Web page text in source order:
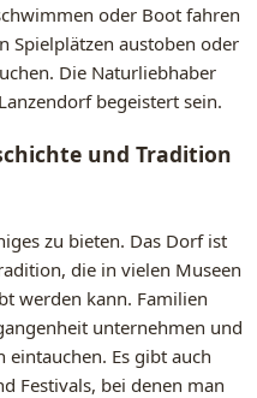
oder Boot fahren
Spielplätzen austoben oder
Die Naturliebhaber
begeistert sein.
und Tradition
zu bieten. Das Dorf ist
die in vielen Museen
werden kann. Familien
unternehmen und
Es gibt auch
Festivals, bei denen man